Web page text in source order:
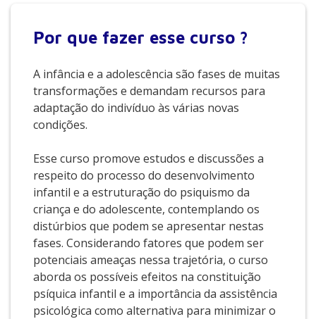
Por que fazer esse curso ?
A infância e a adolescência são fases de muitas
transformações e demandam recursos para
adaptação do indivíduo às várias novas
condições.
Esse curso promove estudos e discussões a
respeito do processo do desenvolvimento
infantil e a estruturação do psiquismo da
criança e do adolescente, contemplando os
distúrbios que podem se apresentar nestas
fases. Considerando fatores que podem ser
potenciais ameaças nessa trajetória, o curso
aborda os possíveis efeitos na constituição
psíquica infantil e a importância da assistência
psicológica como alternativa para minimizar o